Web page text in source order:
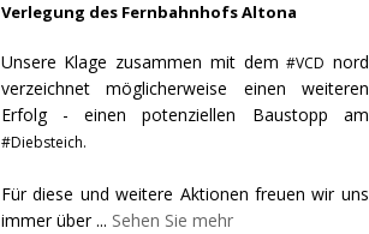
Verlegung des Fernbahnhofs Altona
Unsere Klage zusammen mit dem#VCD nord
verzeichnet möglicherweise einen weiteren
Erfolg - einen potenziellen Baustopp am
#Diebsteich.
Für diese und weitere Aktionen freuen wir uns
immer über... Sehen Sie mehr